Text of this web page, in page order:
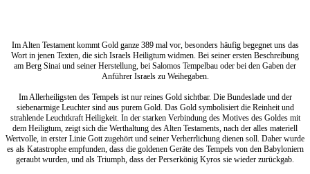
Im Alten Testament kommt Gold ganze 389 mal vor, besonders häufig begegnet uns das
Wort in jenen Texten, die sich Israels Heiligtum widmen. Bei seiner ersten Beschreibung
am Berg Sinai und seiner Herstellung, bei Salomos Tempelbau oder bei den Gaben der
Anführer Israels zu Weihegaben.
Im Allerheiligsten des Tempels ist nur reines Gold sichtbar. Die Bundeslade und der
siebenarmige Leuchter sind aus purem Gold. Das Gold symbolisiert die Reinheit und
strahlende Leuchtkraft Heiligkeit. In der starken Verbindung des Motives des Goldes mit
dem Heiligtum, zeigt sich die Werthaltung des Alten Testaments, nach der alles materiell
Wertvolle, in erster Linie Gott zugehört und seiner Verherrlichung dienen soll. Daher wurde
es als Katastrophe empfunden, dass die goldenen Geräte des Tempels von den Babyloniern
geraubt wurden, und als Triumph, dass der Perserkönig Kyros sie wieder zurückgab.